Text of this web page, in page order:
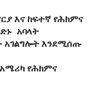
እና ከፍተኛ የሕክምና
አባላት
እንደሚሰጡ
የሕክምና